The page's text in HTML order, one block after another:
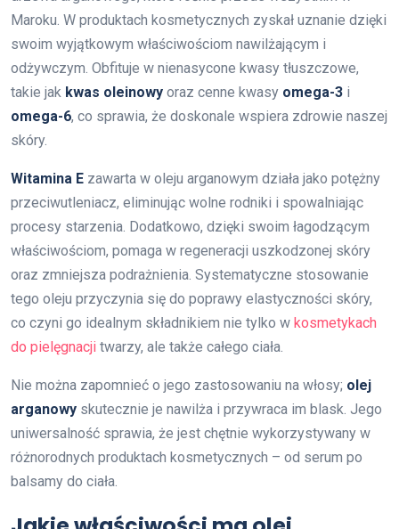
Maroku. W produktach kosmetycznych zyskał uznanie dzięki
swoim wyjątkowym właściwościom nawilżającym i
odżywczym. Obfituje w nienasycone kwasy tłuszczowe,
takie jak kwas oleinowy oraz cenne kwasy omega-3 i
omega-6, co sprawia, że doskonale wspiera zdrowie naszej
skóry.
Witamina E zawarta w oleju arganowym działa jako potężny
przeciwutleniacz, eliminując wolne rodniki i spowalniając
procesy starzenia. Dodatkowo, dzięki swoim łagodzącym
właściwościom, pomaga w regeneracji uszkodzonej skóry
oraz zmniejsza podrażnienia. Systematyczne stosowanie
tego oleju przyczynia się do poprawy elastyczności skóry,
co czyni go idealnym składnikiem nie tylko w kosmetykach
do pielęgnacji twarzy, ale także całego ciała.
Nie można zapomnieć o jego zastosowaniu na włosy; olej
arganowy skutecznie je nawilża i przywraca im blask. Jego
uniwersalność sprawia, że jest chętnie wykorzystywany w
różnorodnych produktach kosmetycznych – od serum po
balsamy do ciała.